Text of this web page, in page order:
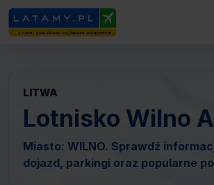
LITWA
Lotnisko Wilno
Miasto: WILNO. Sprawdź
dojazd, parkingi oraz popularne